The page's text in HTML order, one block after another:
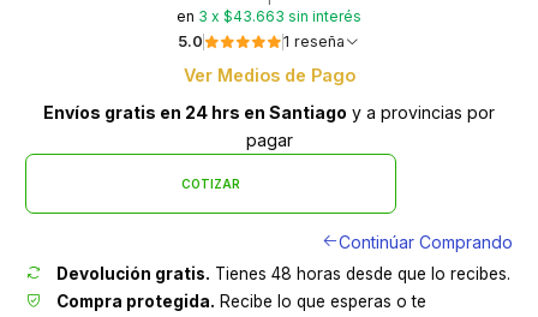
en 3 x $43.663 sin interés
5.0
1 reseña
Ver Medios de Pago
Envíos gratis en 24 hrs en Santiago y a provincias por
pagar
COTIZAR
Continúar Comprando
Devolución gratis. Tienes 48 horas desde que lo recibes.
Compra protegida. Recibe lo que esperas o te